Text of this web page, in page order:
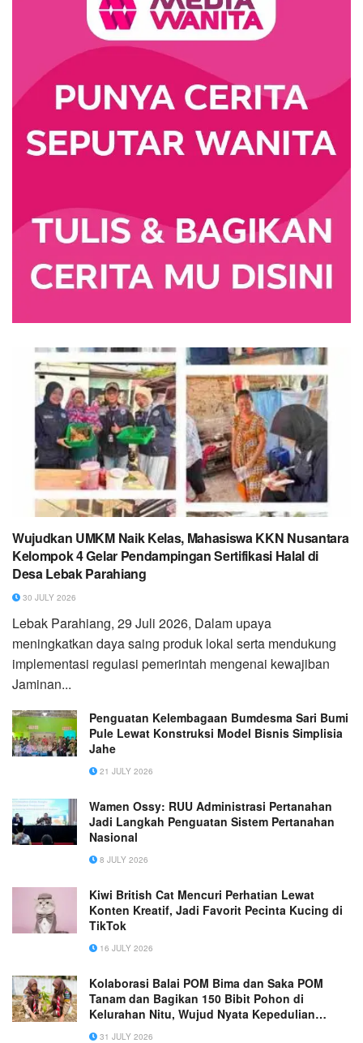
Wujudkan UMKM Naik Kelas, Mahasiswa KKN Nusantara
Kelompok 4 Gelar Pendampingan Sertifikasi Halal di
Desa Lebak Parahiang
30 JULY 2026
Lebak Parahiang, 29 Juli 2026, Dalam upaya
meningkatkan daya saing produk lokal serta mendukung
implementasi regulasi pemerintah mengenai kewajiban
Jaminan...
Penguatan Kelembagaan Bumdesma Sari Bumi
Pule Lewat Konstruksi Model Bisnis Simplisia
Jahe
21 JULY 2026
Wamen Ossy: RUU Administrasi Pertanahan
Jadi Langkah Penguatan Sistem Pertanahan
Nasional
8 JULY 2026
Kiwi British Cat Mencuri Perhatian Lewat
Konten Kreatif, Jadi Favorit Pecinta Kucing di
TikTok
16 JULY 2026
Kolaborasi Balai POM Bima dan Saka POM
Tanam dan Bagikan 150 Bibit Pohon di
Kelurahan Nitu, Wujud Nyata Kepedulian
terhadap Lingkungan
31 JULY 2026